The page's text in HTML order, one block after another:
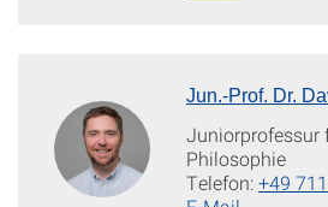
Jun.-Prof. Dr.
Juniorprofessur
Philosophie
Telefon:+49